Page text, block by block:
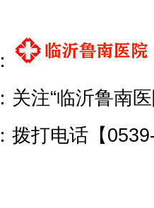
注“临沂鲁南医
打电话【